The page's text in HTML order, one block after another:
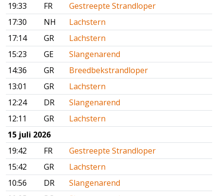
19:33
FR
Gestreepte Strandloper
17:30
NH
Lachstern
17:14
GR
Lachstern
15:23
GE
Slangenarend
14:36
GR
Breedbekstrandloper
13:01
GR
Lachstern
12:24
DR
Slangenarend
12:11
GR
Lachstern
15 juli 2026
19:42
FR
Gestreepte Strandloper
15:42
GR
Lachstern
10:56
DR
Slangenarend